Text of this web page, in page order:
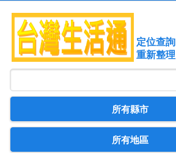
定位查詢
重新整理
所有縣市
所有地區